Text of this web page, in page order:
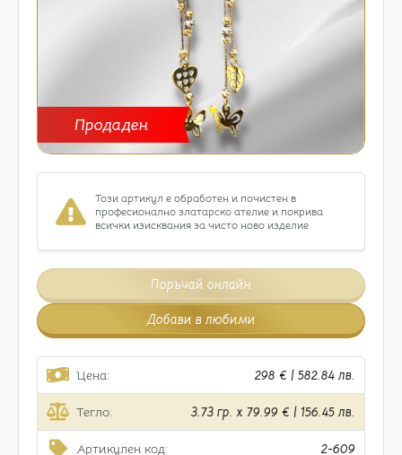
Продаден
Този артикул е обработен и почистен в
професионално златарско ателие и покрива
всички изисквания за чисто ново изделие
Поръчай онлайн
Добави в любими
Цена: 298 € | 582.84 лв.
Тегло: 3.73 гр. x 79.99 € | 156.45 лв.
Артикулен код: 2-609